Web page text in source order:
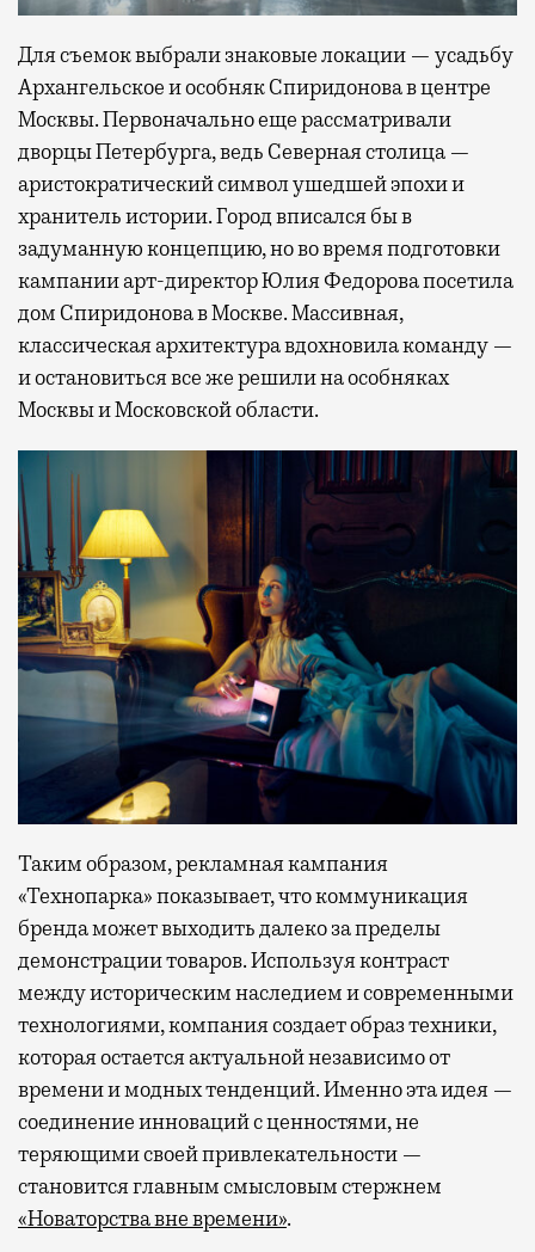
Для съемок выбрали знаковые локации — усадьбу
Архангельское и особняк Спиридонова в центре
Москвы. Первоначально еще рассматривали
дворцы Петербурга, ведь Северная столица —
аристократический символ ушедшей эпохи и
хранитель истории. Город вписался бы в
задуманную концепцию, но во время подготовки
кампании арт-директор Юлия Федорова посетила
дом Спиридонова в Москве. Массивная,
классическая архитектура вдохновила команду —
и остановиться все же решили на особняках
Москвы и Московской области.
Таким образом, рекламная кампания
«Технопарка» показывает, что коммуникация
бренда может выходить далеко за пределы
демонстрации товаров. Используя контраст
между историческим наследием и современными
технологиями, компания создает образ техники,
которая остается актуальной независимо от
времени и модных тенденций. Именно эта идея —
соединение инноваций с ценностями, не
теряющими своей привлекательности —
становится главным смысловым стержнем
«Новаторства вне времени».